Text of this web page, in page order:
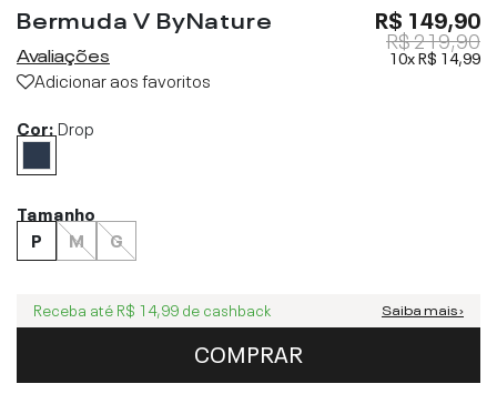
Bermuda V ByNature
Avaliações
Adicionar aos favoritos
R$ 149,90
R$ 219,90
10xR$ 14,99
Cor:Drop
Tamanho
P
M G
Receba até R$ 14,99 de cashback Saiba mais ›
COMPRAR